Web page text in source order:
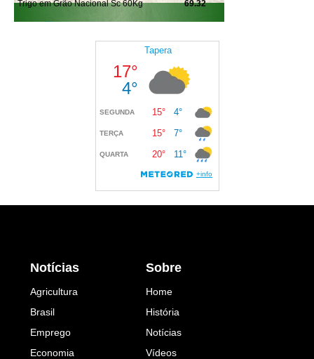
Notícias
Agricultura
Brasil
Emprego
Economia
Sobre
Home
História
Notícias
Vídeos